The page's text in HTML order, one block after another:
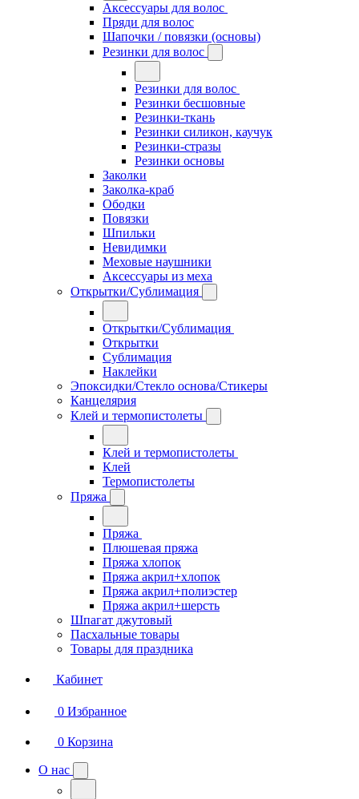
Аксессуары для волос
Пряди для волос
Шапочки / повязки (основы)
Резинки для волос
Резинки для волос
Резинки бесшовные
Резинки-ткань
Резинки силикон, каучук
Резинки-стразы
Резинки основы
Заколки
Заколка-краб
Ободки
Повязки
Шпильки
Невидимки
Меховые наушники
Аксессуары из меха
Открытки/Сублимация
Открытки/Сублимация
Открытки
Сублимация
Наклейки
Эпоксидки/Стекло основа/Стикеры
Канцелярия
Клей и термопистолеты
Клей и термопистолеты
Клей
Термопистолеты
Пряжа
Пряжа
Плюшевая пряжа
Пряжа хлопок
Пряжа акрил+хлопок
Пряжа акрил+полиэстер
Пряжа акрил+шерсть
Шпагат джутовый
Пасхальные товары
Товары для праздника
Кабинет
0 Избранное
0 Корзина
О нас